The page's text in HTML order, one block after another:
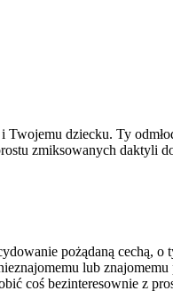
dziecku. Ty
zmiksowanych daktyli
pożądaną cechą,
lub
coś bezinteresownie z